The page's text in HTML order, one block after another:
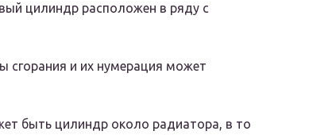
цилиндр расположен в ряду с
сгорания и их нумерация может
быть цилиндр около радиатора, в то